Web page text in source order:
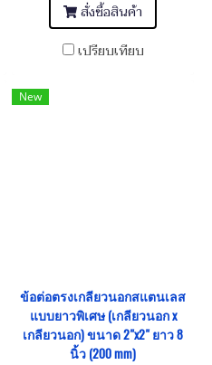
สั่งซื้อสินค้า
เปรียบเทียบ
New
ข้อต่อตรงเกลียวนอกสแตนเลส
แบบยาวพิเศษ (เกลียวนอก x
เกลียวนอก) ขนาด 2"x2" ยาว 8
นิ้ว (200 mm)